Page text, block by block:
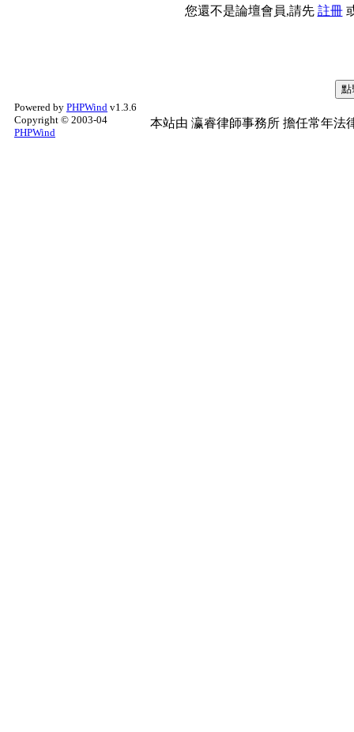
您還不是論壇會員,請先 註冊
Powered by PHPWind v1.3.6
Copyright © 2003-04
PHPWind
本站由 瀛睿律師事務所 擔任常年法